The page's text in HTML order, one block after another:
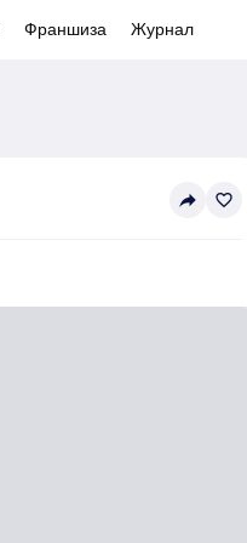
Франшиза Журнал
reply favorite_border